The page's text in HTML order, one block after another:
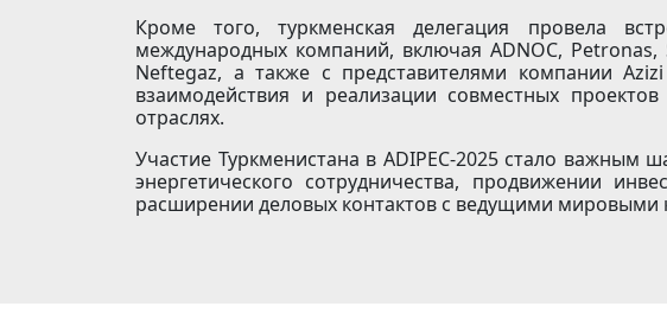
Кроме того, туркменская делегация провела
международных компаний, включая ADNOC,
Neftegaz, а также с представителями компании
взаимодействия и реализации совместных
отраслях.
Участие Туркменистана в ADIPEC-2025 стало важным
энергетического сотрудничества, продвижении
расширении деловых контактов с ведущими мировыми